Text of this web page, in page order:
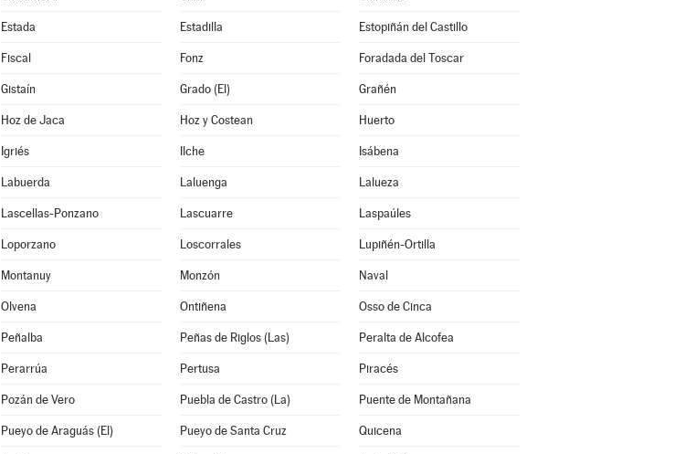
Estada Estadilla Estopiñán del Castillo
Fiscal Fonz Foradada del Toscar
Gistaín Grado (El) Grañén
Hoz de Jaca Hoz y Costean Huerto
Igriés Ilche Isábena
Labuerda Laluenga Lalueza
Lascellas-Ponzano Lascuarre Laspaúles
Loporzano Loscorrales Lupiñén-Ortilla
Montanuy Monzón Naval
Olvena Ontiñena Osso de Cinca
Peñalba Peñas de Riglos (Las) Peralta de Alcofea
Perarrúa Pertusa Piracés
Pozán de Vero Puebla de Castro (La) Puente de Montañana
Pueyo de Araguás (El) Pueyo de Santa Cruz Quicena